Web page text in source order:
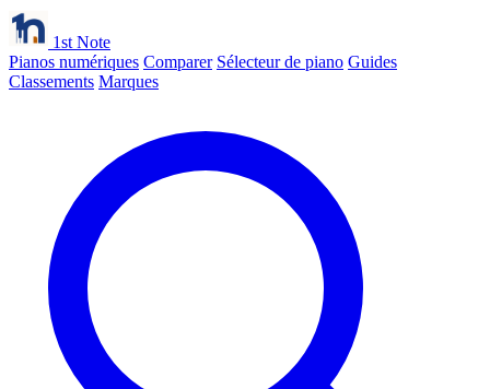
1st Note
Pianos numériques Comparer Sélecteur de piano Guides
Classements Marques